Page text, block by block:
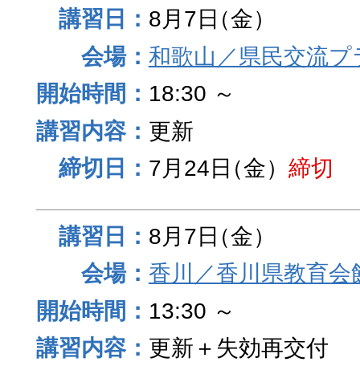
8月7日（金）
和歌山／県民交流
18:30 ～
更新
7月24日（金） 締切
8月7日（金）
香川／香川県教育
13:30 ～
更新＋失効再交付